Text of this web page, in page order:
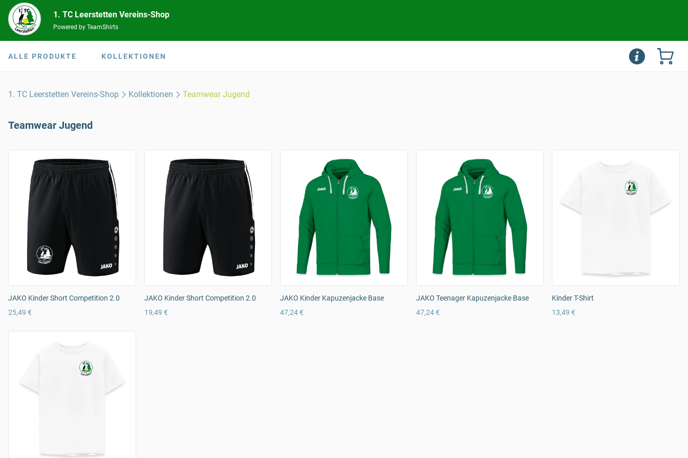
1. TC Leerstetten Vereins-Shop
Powered by TeamShirts
ALLE PRODUKTE KOLLEKTIONEN
1. TC Leerstetten Vereins-Shop Kollektionen Teamwear Jugend
Teamwear Jugend
JAKO Kinder Short Competition 2.0
25,49 €
JAKO Kinder Short Competition 2.0
19,49 €
JAKO Kinder Kapuzenjacke Base
47,24 €
JAKO Teenager Kapuzenjacke Base
47,24 €
Kinder T-Shirt
13,49 €